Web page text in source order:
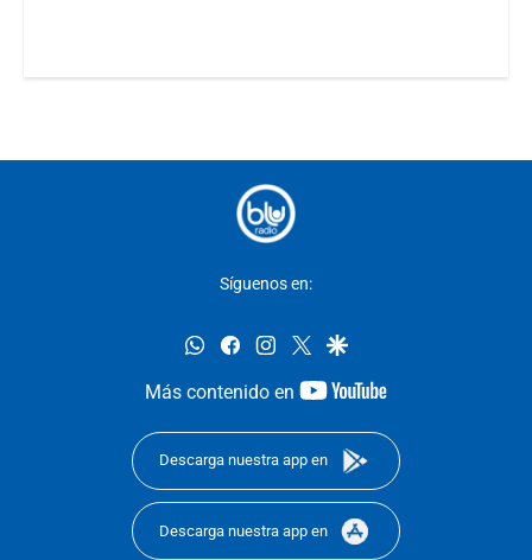
Síguenos en:
whatsappfacebookinstagram
twittergoogle
Más contenido en
youtube-
Descarga nuestra app en
Descarga nuestra app en